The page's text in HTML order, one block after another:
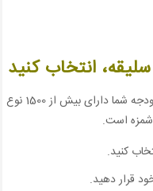
انتخاب کنید
محصولات ناتلی متناسب با مجلس، سلیقه و بودجه شما دارای بیش از 1500 نوع
است.
کنید.
قرار دهید.